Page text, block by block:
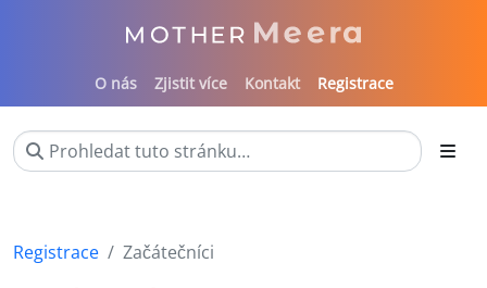
O nás Zjistit více Kontakt Registrace
Registrace Začátečníci